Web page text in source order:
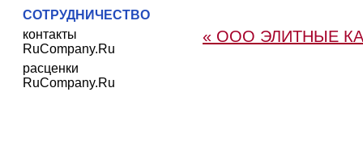
СОТРУДНИЧЕСТВО
контакты
RuCompany.Ru
расценки
RuCompany.Ru
« ООО ЭЛИТНЫЕ